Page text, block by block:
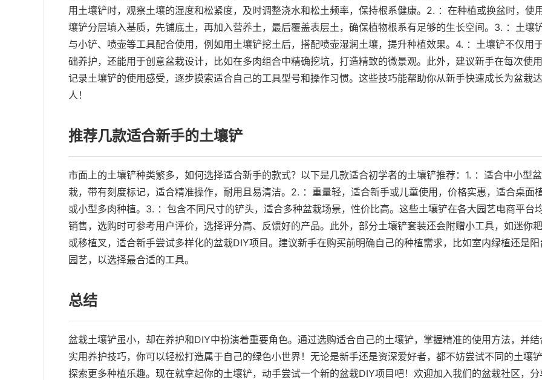
用土壤铲时，观察土壤的湿度和松紧度，及时调整浇水和松土频率，保持根系健康。2. ：在种植或换盆时，使
壤铲分层填入基质，先铺底土，再加入营养土，最后覆盖表层土，确保植物根系有足够的生长空间。3. ：土壤
与小铲、喷壶等工具配合使用，例如用土壤铲挖土后，搭配喷壶湿润土壤，提升种植效果。4. ：土壤铲不仅用
础养护，还能用于创意盆栽设计，比如在多肉组合中精确挖坑，打造精致的微景观。此外，建议新手在每次使
记录土壤铲的使用感受，逐步摸索适合自己的工具型号和操作习惯。这些技巧能帮助你从新手快速成长为盆栽达
人！
推荐几款适合新手的土壤铲
市面上的土壤铲种类繁多，如何选择适合新手的款式？以下是几款适合初学者的土壤铲推荐：1. ：适合中小型盆
栽，带有刻度标记，适合精准操作，耐用且易清洁。2. ：重量轻，适合新手或儿童使用，价格实惠，适合桌面
或小型多肉种植。3. ：包含不同尺寸的铲头，适合多种盆栽场景，性价比高。这些土壤铲在各大园艺电商平台
销售，选购时可参考用户评价，选择评分高、反馈好的产品。此外，部分土壤铲套装还会附赠小工具，如迷你
或移植叉，适合新手尝试多样化的盆栽DIY项目。建议新手在购买前明确自己的种植需求，比如室内绿植还是阳
园艺，以选择最合适的工具。
总结
盆栽土壤铲虽小，却在养护和DIY中扮演着重要角色。通过选购适合自己的土壤铲，掌握精准的使用方法，并结
实用养护技巧，你可以轻松打造属于自己的绿色小世界！无论是新手还是资深爱好者，都不妨尝试不同的土壤铲
探索更多种植乐趣。现在就拿起你的土壤铲，动手尝试一个新的盆栽DIY项目吧！欢迎加入我们的盆栽社区，分